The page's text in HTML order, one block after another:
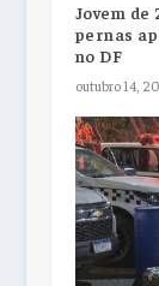
Jovem de
pernas
no DF
outubro 14,